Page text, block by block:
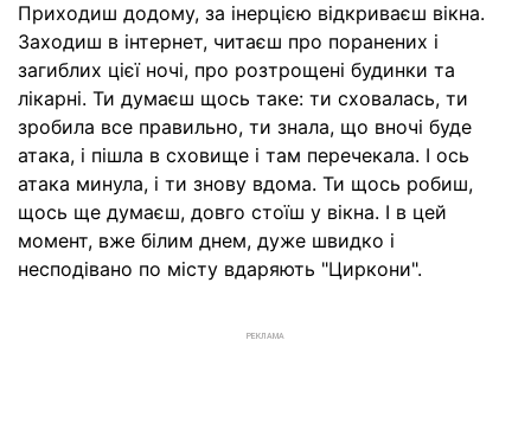
Приходиш додому, за інерцією відкриваєш вікна.
Заходиш в інтернет, читаєш про поранених і
загиблих цієї ночі, про розтрощені будинки та
лікарні. Ти думаєш щось таке: ти сховалась, ти
зробила все правильно, ти знала, що вночі буде
атака, і пішла в сховище і там перечекала. І ось
атака минула, і ти знову вдома. Ти щось робиш,
щось ще думаєш, довго стоїш у вікна. І в цей
момент, вже білим днем, дуже швидко і
несподівано по місту вдаряють "Циркони".
РЕКЛАМА